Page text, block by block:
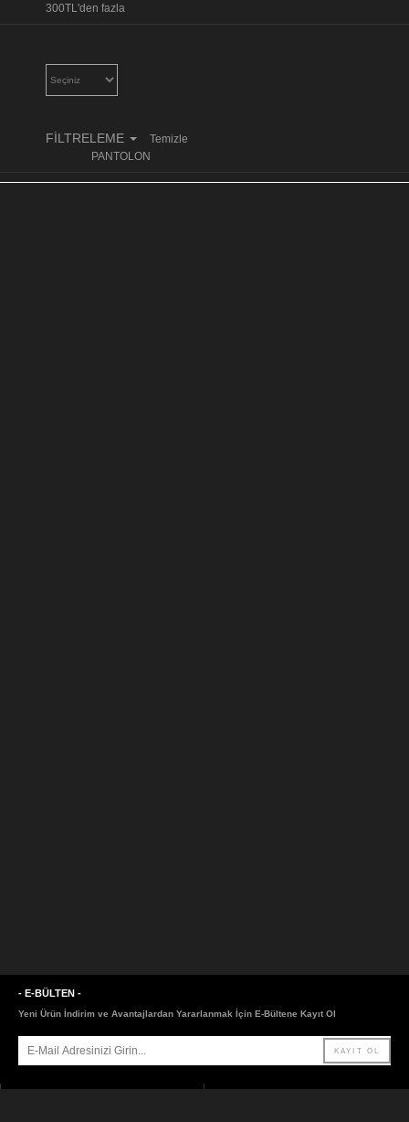
300TL'den fazla
FİLTRELEME
Temizle
PANTOLON
- E-BÜLTEN -
Yeni Ürün İndirim ve Avantajlardan Yararlanmak İçin E-Bültene Kayıt Ol